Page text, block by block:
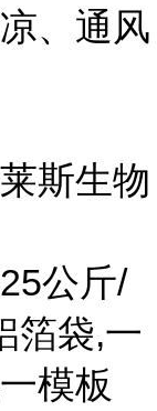
、通风
斯生物
公斤/
箔袋,一
模板